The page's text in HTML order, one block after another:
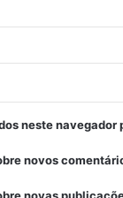
neste navegador
novos
novas